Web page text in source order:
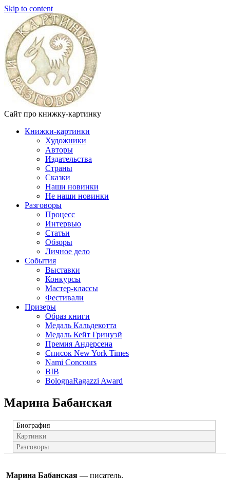
Skip to content
Сайт про книжку-картинку
Книжки-картинки
Художники
Авторы
Издательства
Страны
Сказки
Наши новинки
Не наши новинки
Разговоры
Процесс
Интервью
Статьи
Обзоры
Личное дело
События
Выставки
Конкурсы
Мастер-классы
Фестивали
Призеры
Образ книги
Медаль Кальдекотта
Медаль Кейт Гринуэй
Премия Андерсена
Список New York Times
Nami Concours
BIB
BolognaRagazzi Award
Марина Бабанская
Биография
Картинки
Разговоры
Марина Бабанская — писатель.